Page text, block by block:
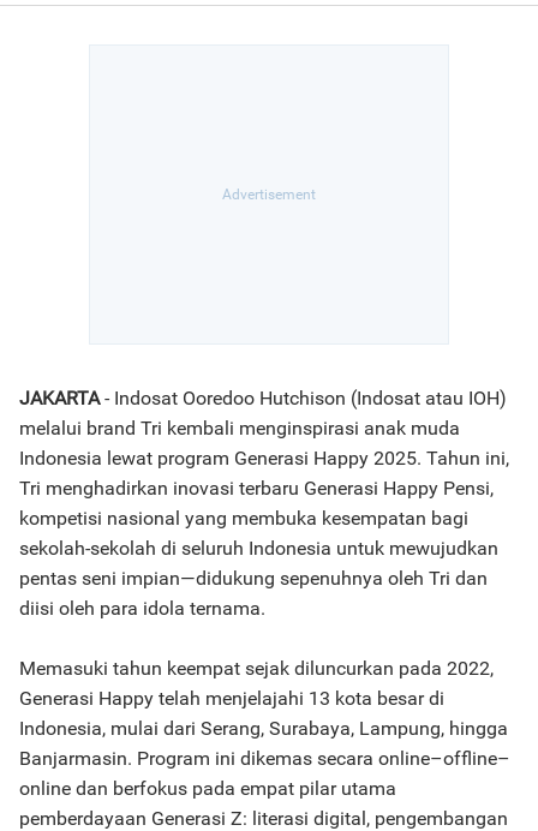
JAKARTA- Indosat Ooredoo Hutchison (Indosat atau IOH)
melalui brand Tri kembali menginspirasi anak muda
Indonesia lewat program Generasi Happy 2025. Tahun ini,
Tri menghadirkan inovasi terbaru Generasi Happy Pensi,
kompetisi nasional yang membuka kesempatan bagi
sekolah-sekolah di seluruh Indonesia untuk mewujudkan
pentas seni impian—didukung sepenuhnya oleh Tri dan
diisi oleh para idola ternama.
Memasuki tahun keempat sejak diluncurkan pada 2022,
Generasi Happy telah menjelajahi 13 kota besar di
Indonesia, mulai dari Serang, Surabaya, Lampung, hingga
Banjarmasin. Program ini dikemas secara online–offline–
online dan berfokus pada empat pilar utama
pemberdayaan Generasi Z: literasi digital, pengembangan